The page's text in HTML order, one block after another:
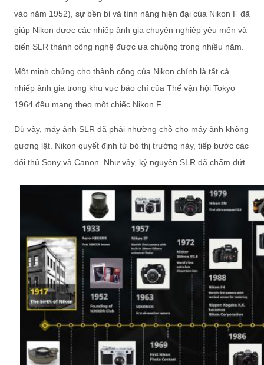
vào năm 1952), sự bền bỉ và tính năng hiện đại của Nikon F đã
giúp Nikon được các nhiếp ảnh gia chuyên nghiệp yêu mến và
biến SLR thành công nghệ được ưa chuộng trong nhiều năm.
Một minh chứng cho thành công của Nikon chính là tất cả
nhiếp ảnh gia trong khu vực báo chí của Thế vận hội Tokyo
1964 đều mang theo một chiếc Nikon F.
Dù vậy, máy ảnh SLR đã phải nhường chỗ cho máy ảnh không
gương lật. Nikon quyết định từ bỏ thị trường này, tiếp bước các
đối thủ Sony và Canon. Như vậy, kỷ nguyên SLR đã chấm dứt.